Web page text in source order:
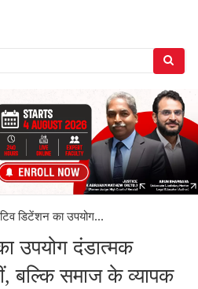
डिटेंशन का उपयोग...
उपयोग दंडात्मक
बल्कि समाज के व्यापक